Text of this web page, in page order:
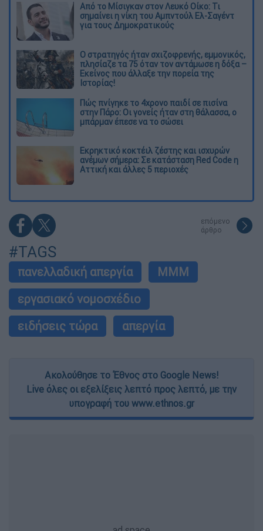
Από το Μίσιγκαν στον Λευκό Οίκο: Τι
σημαίνει η νίκη του Αμπντούλ Ελ-Σαγέντ
για τους Δημοκρατικούς
O στρατηγός ήταν σχιζοφρενής, εμμονικός,
πλησίαζε τα 75 όταν τον αντάμωσε η δόξα –
Εκείνος που άλλαξε την πορεία της
Ιστορίας!
Πώς πνίγηκε το 4χρονο παιδί σε πισίνα
στην Πάρο: Οι γονείς ήταν στη θάλασσα, ο
μπάρμαν έπεσε να το σώσει
Εκρηκτικό κοκτέιλ ζέστης και ισχυρών
ανέμων σήμερα: Σε κατάσταση Red Code η
Αττική και άλλες 5 περιοχές
επόμενο
άρθρο
#TAGS
πανελλαδική απεργία
ΜΜΜ
εργασιακό νομοσχέδιο
ειδήσεις τώρα
απεργία
Ακολούθησε το Έθνος στο Google News!
Live όλες οι εξελίξεις λεπτό προς λεπτό, με την
υπογραφή του www.ethnos.gr